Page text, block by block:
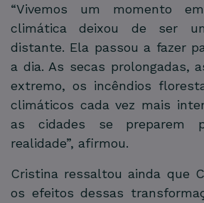
“Vivemos um momento
climática deixou de ser
distante. Ela passou a fazer
a dia. As secas prolongadas,
extremo, os incêndios
climáticos cada vez mais
as cidades se preparem
realidade”, afirmou.
Cristina ressaltou ainda que
os efeitos dessas